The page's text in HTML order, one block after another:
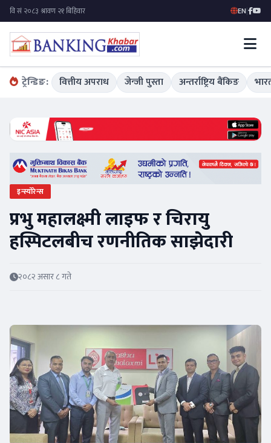
EN|
ट्रेन्डिङ: वित्तीय अपराध जेन्जी पुस्ता अन्तर्राष्ट्रिय बैंकिङ
इन्स्योरेन्स
प्रभु महालक्ष्मी लाइफ र चिरायु
हस्पिटलबीच रणनीतिक साझेदारी
२०८२ असार ८ गते